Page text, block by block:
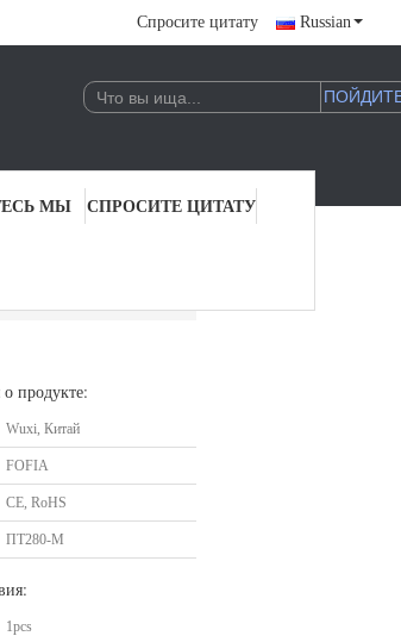
Спросите цитату Russian
МЫ СПРОСИТЕ ЦИТАТУ
продукте:
Wuxi, Китай
FOFIA
CE, RoHS
ПТ280-М
1pcs